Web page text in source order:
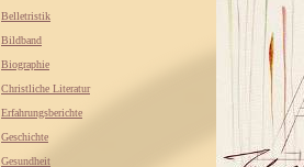
Belletristik
Bildband
Biographie
Christliche Literatur
Erfahrungsberichte
Geschichte
Gesundheit